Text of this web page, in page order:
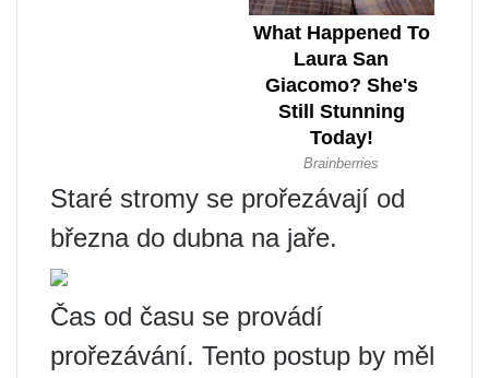
Staré stromy se prořezávají od
března do dubna na jaře.
Čas od času se provádí
prořezávání. Tento postup by měl